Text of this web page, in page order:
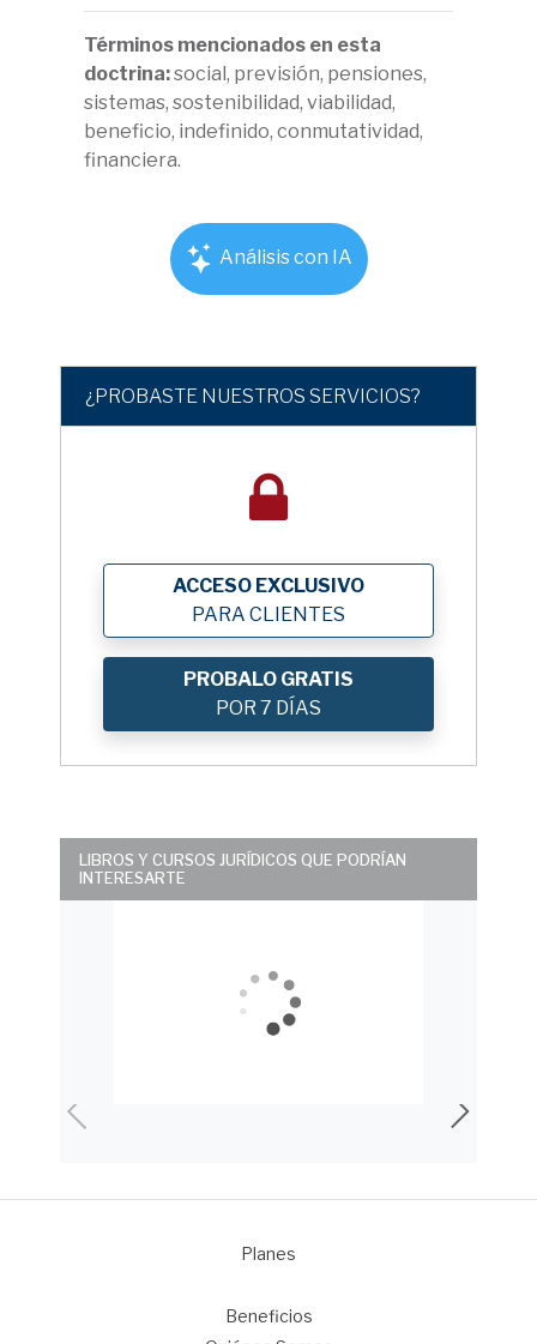
Términos mencionados en esta
doctrina:social, previsión, pensiones,
sistemas, sostenibilidad, viabilidad,
beneficio, indefinido, conmutatividad,
financiera.
Análisis con IA
¿PROBASTE NUESTROS SERVICIOS?
ACCESO EXCLUSIVO
PARA CLIENTES
PROBALO GRATIS
POR 7 DÍAS
LIBROS Y CURSOS JURÍDICOS QUE PODRÍAN
INTERESARTE
Planes
Beneficios